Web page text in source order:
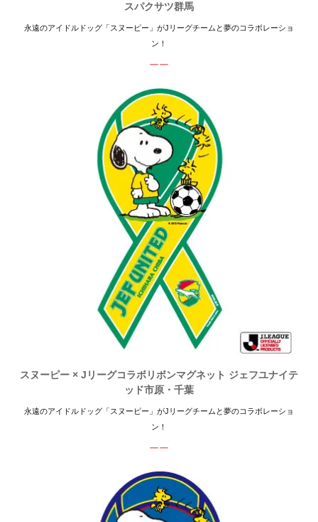
スパクサツ群馬
永遠のアイドルドッグ「スヌーピー」がJリーグチームと夢のコラボレーショ
ン！
ーー
スヌーピー × Jリーグコラボリボンマグネット ジェフユナイテ
ッド市原・千葉
永遠のアイドルドッグ「スヌーピー」がJリーグチームと夢のコラボレーショ
ン！
ーー